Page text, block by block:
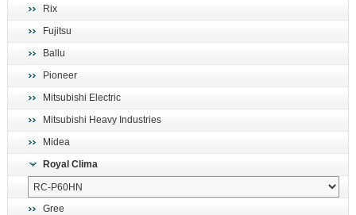
Rix
Fujitsu
Ballu
Pioneer
Mitsubishi Electric
Mitsubishi Heavy Industries
Midea
Royal Clima
Gree